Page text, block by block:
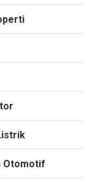
Otomotif